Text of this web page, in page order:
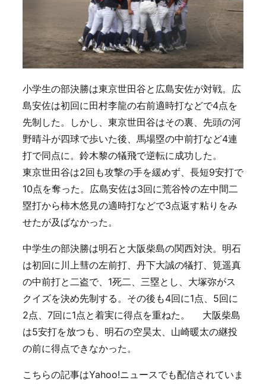
小学生の部決勝は東京世田谷と広島安佐が対戦。広
島安佐は初回に田村李龍の右前適時打などで4点を
先制した。しかし、東京世田谷はその裏、先頭の河
野晴斗が四球で歩いた後、馬場塁の中前打など4連
打で同点に。鈴木黎の犠飛で逆転に成功した。
東京世田谷は2回も攻撃の手を緩めず、長短9安打で
10点を奪った。広島安佐は3回に荒谷怜の左中間二
塁打から柿木悠見の適時打などで3点返す粘りをみ
せたが及ばなかった。
中学生の部決勝は明石と大阪柴島の関西対決。明石
は初回に川上彗の左前打、丹下大誠の犠打、筧遥真
の中前打と二盗で、1死二、三塁とし、大塚弥がス
クイズを決め先制する。その後も4回に1点、5回に
2点、7回に1点と着実に得点を重ねた。 大阪柴島
は5安打を放つも、明石の空昊太、山崎暖太の継投
の前に得点できなかった。
こちらの記事はYahoo!ニュースでも配信されていま